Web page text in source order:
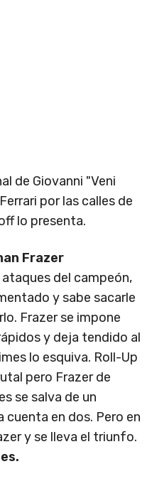
de Giovanni "Veni
por las calles de
lo presenta.
Frazer
del campeón,
y sabe sacarle
Frazer se impone
y deja tendido al
lo esquiva. Roll-Up
pero Frazer de
se salva de un
cuenta en dos. Pero en
y se lleva el triunfo.